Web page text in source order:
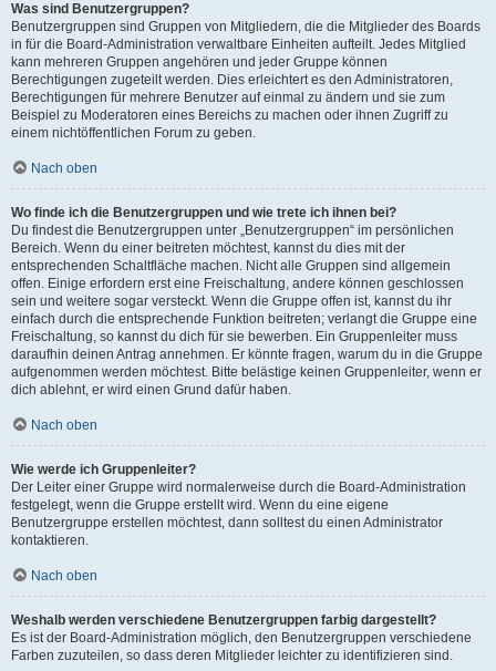
Was sind Benutzergruppen?
Benutzergruppen sind Gruppen von Mitgliedern, die die Mitglieder des Boards
in für die Board-Administration verwaltbare Einheiten aufteilt. Jedes Mitglied
kann mehreren Gruppen angehören und jeder Gruppe können
Berechtigungen zugeteilt werden. Dies erleichtert es den Administratoren,
Berechtigungen für mehrere Benutzer auf einmal zu ändern und sie zum
Beispiel zu Moderatoren eines Bereichs zu machen oder ihnen Zugriff zu
einem nichtöffentlichen Forum zu geben.
Nach oben
Wo finde ich die Benutzergruppen und wie trete ich ihnen bei?
Du findest die Benutzergruppen unter „Benutzergruppen“ im persönlichen
Bereich. Wenn du einer beitreten möchtest, kannst du dies mit der
entsprechenden Schaltfläche machen. Nicht alle Gruppen sind allgemein
offen. Einige erfordern erst eine Freischaltung, andere können geschlossen
sein und weitere sogar versteckt. Wenn die Gruppe offen ist, kannst du ihr
einfach durch die entsprechende Funktion beitreten; verlangt die Gruppe eine
Freischaltung, so kannst du dich für sie bewerben. Ein Gruppenleiter muss
daraufhin deinen Antrag annehmen. Er könnte fragen, warum du in die Gruppe
aufgenommen werden möchtest. Bitte belästige keinen Gruppenleiter, wenn er
dich ablehnt, er wird einen Grund dafür haben.
Nach oben
Wie werde ich Gruppenleiter?
Der Leiter einer Gruppe wird normalerweise durch die Board-Administration
festgelegt, wenn die Gruppe erstellt wird. Wenn du eine eigene
Benutzergruppe erstellen möchtest, dann solltest du einen Administrator
kontaktieren.
Nach oben
Weshalb werden verschiedene Benutzergruppen farbig dargestellt?
Es ist der Board-Administration möglich, den Benutzergruppen verschiedene
Farben zuzuteilen, so dass deren Mitglieder leichter zu identifizieren sind.